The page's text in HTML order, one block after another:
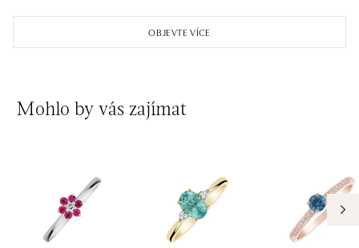
Einsteinova 18, 851 01 Bratislava
ALO diamonds OC Avion, Bratislava
Ivanská cesta 16, 821 04 Bratislava
ALO diamonds OC Eurovea, Bratislava
Pribinova 8, 811 09 Bratislava
tel.: +421 917 090 700, +421 918 777 670
OBJEVTE VÍCE
Mohlo by vás zajímat